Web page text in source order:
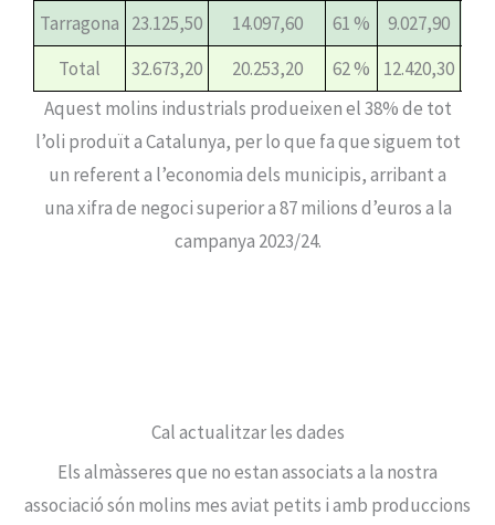
Tarragona 23.125,50 14.097,60 61 % 9.027,90
Total
32.673,20 20.253,20 62 % 12.420,30
Aquest molins industrials produeixen el 38% de tot
l’oli produït a Catalunya, per lo que fa que siguem tot
un referent a l’economia dels municipis, arribant a
una xifra de negoci superior a 87 milions d’euros a la
campanya 2023/24.
Cal actualitzar les dades
Els almàsseres que no estan associats a la nostra
associació són molins mes aviat petits i amb produccions